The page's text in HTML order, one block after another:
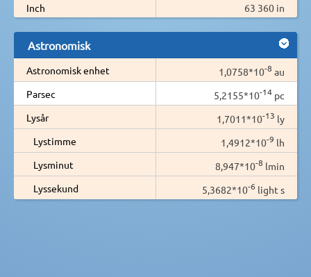
Inch
63 360 in
Astronomisk
Astronomisk enhet 1,0758*10-8 au
Parsec
5,2155*10-14 pc
Lysår
1,7011*10-13 ly
Lystimme
1,4912*10-9 lh
Lysminut
8,947*10-8 lmin
Lyssekund
5,3682*10-6 light s